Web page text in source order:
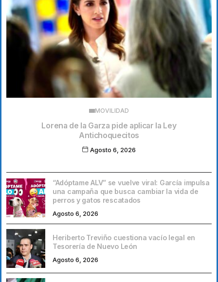
MOVILIDAD
Lorena de la Garza pide aplicar la Ley
Antichoquecitos
Agosto 6, 2026
“Adóptame ALV” se vuelve viral: García impulsa
una campaña que busca cambiar la vida de
perros y gatos rescatados
Agosto 6, 2026
Heriberto Treviño cuestiona vacío legal en
Tesorería de Nuevo León
Agosto 6, 2026